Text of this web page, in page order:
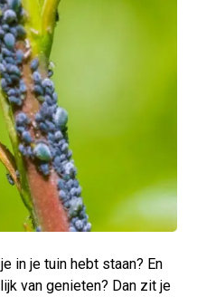
in je tuin hebt staan? En
van genieten? Dan zit je